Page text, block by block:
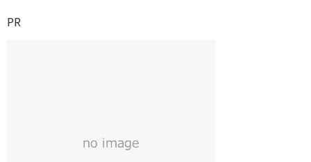
PR